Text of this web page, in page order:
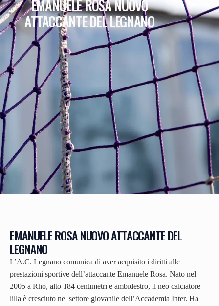
EMANUELE ROSA NUOVO
ATTACCANTE DEL LEGNANO
EMANUELE ROSA NUOVO ATTACCANTE DEL
LEGNANO
L’A.C. Legnano comunica di aver acquisito i diritti alle
prestazioni sportive dell’attaccante Emanuele Rosa. Nato nel
2005 a Rho, alto 184 centimetri e ambidestro, il neo calciatore
lilla è cresciuto nel settore giovanile dell’Accademia Inter. Ha